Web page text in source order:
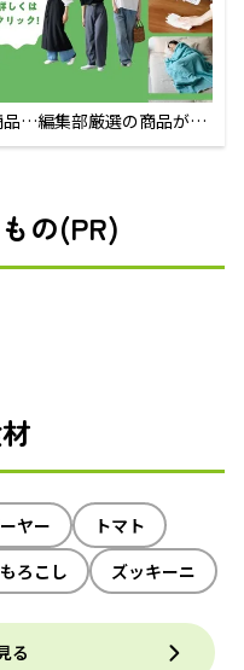
…編集部厳選の商品が買
の(PR)
ヤー
トマト
ろこし ズッキーニ
る